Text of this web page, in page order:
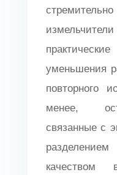
уменьшения
повторного
менее,
связанные с
качеством